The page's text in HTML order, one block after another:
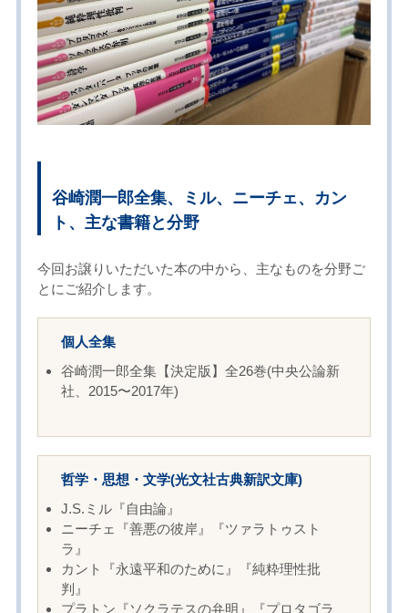
谷崎潤一郎全集、ミル、ニーチェ、カン
ト、主な書籍と分野
今回お譲りいただいた本の中から、主なものを分野ご
とにご紹介します。
個人全集
谷崎潤一郎全集【決定版】全26巻(中央公論新
社、2015〜2017年)
哲学・思想・文学(光文社古典新訳文庫)
J.S.ミル『自由論』
ニーチェ『善悪の彼岸』『ツァラトゥスト
ラ』
カント『永遠平和のために』『純粋理性批
判』
プラトン『ソクラテスの弁明』『プロタゴラ